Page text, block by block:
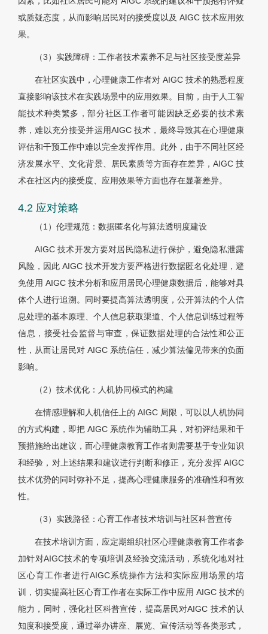
或质疑态度，从而影响居民对的接受度以及 AIGC 技术应用效
果。
（3）实践障碍：工作者技术素养不足与社区接受度差异
在社区实践中，心理健康工作者对 AIGC 技术的熟悉程度
直接影响该技术在实践场景中的应用效果。目前，由于人工智
能技术种类繁多，部分社区工作者可能因缺乏必要的技术素
养，难以充分接受并运用AIGC 技术，最终导致其在心理健康
评估和干预工作中难以完全发挥作用。此外，由于不同社区经
济发展水平、文化背景、居民素质等方面存在差异，AIGC 技
术在社区内的接受度、应用效果等方面也存在显著差异。
4.2 应对策略
（1）伦理规范：数据匿名化与算法透明度建设
AIGC 技术开发方要对居民隐私进行保护，避免隐私泄露
风险，因此 AIGC 技术开发方要严格进行数据匿名化处理，避
免使用 AIGC 技术分析和应用居民心理健康数据后，能够对具
体个人进行追溯。同时要提高算法透明度，公开算法的个人信
息处理的基本原理、个人信息获取渠道、个人信息训练过程等
信息，接受社会监督与审查，保证数据处理的合法性和公正
性，从而让居民对 AIGC 系统信任，减少算法偏见带来的负面
影响。
（2）技术优化：人机协同模式的构建
在情感理解和人机信任上的 AIGC 局限，可以以人机协同
的方式构建，即把 AIGC 系统作为辅助工具，对初评结果和干
预措施给出建议，而心理健康教育工作者则需要基于专业知识
和经验，对上述结果和建议进行判断和修正，充分发挥 AIGC
技术优势的同时弥补不足，提高心理健康服务的准确性和有效
性。
（3）实践路径：心育工作者技术培训与社区科普宣传
在技术培训方面，应定期组织社区心理健康教育工作者参
加针对AIGC技术的专项培训及经验交流活动，系统化地对社
区心育工作者进行AIGC系统操作方法和实际应用场景的培
训，切实提高社区心育工作者在实际工作中应用 AIGC 技术的
能力，同时，强化社区科普宣传，提高居民对AIGC 技术的认
知度和接受度，通过举办讲座、展览、宣传活动等各类形式，